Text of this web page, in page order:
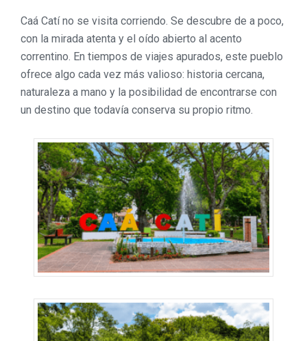
Caá Catí no se visita corriendo. Se descubre de a poco,
con la mirada atenta y el oído abierto al acento
correntino. En tiempos de viajes apurados, este pueblo
ofrece algo cada vez más valioso: historia cercana,
naturaleza a mano y la posibilidad de encontrarse con
un destino que todavía conserva su propio ritmo.